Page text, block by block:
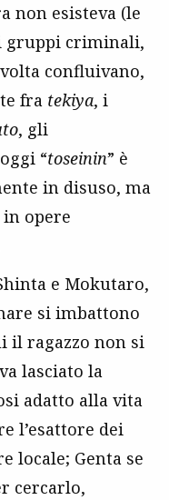
non esisteva (le
gruppi criminali,
confluivano,
fra tekiya, i
, gli
“toseinin” è
in disuso, ma
opere
e Mokutaro,
si imbattono
il ragazzo non si
lasciato la
adatto alla vita
l’esattore dei
locale; Genta se
cercarlo,